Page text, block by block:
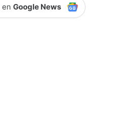
enGoogle News